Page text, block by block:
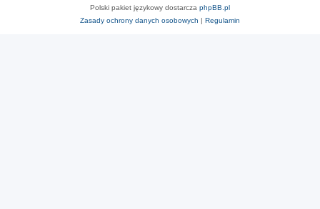
Polski pakiet językowy dostarcza phpBB.pl
Zasady ochrony danych osobowych
Regulamin